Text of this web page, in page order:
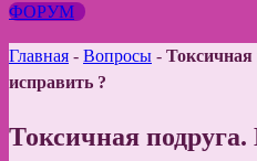
ФОРУМ
Главная - Вопросы -
исправить ?
Токсичная